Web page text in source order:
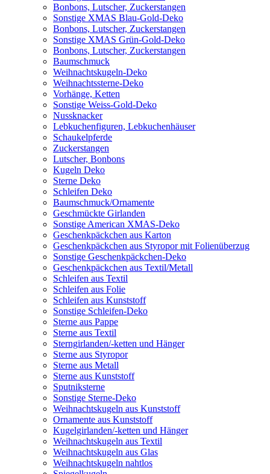
Bonbons, Lutscher, Zuckerstangen
Sonstige XMAS Blau-Gold-Deko
Bonbons, Lutscher, Zuckerstangen
Sonstige XMAS Grün-Gold-Deko
Bonbons, Lutscher, Zuckerstangen
Baumschmuck
Weihnachtskugeln-Deko
Weihnachtssterne-Deko
Vorhänge, Ketten
Sonstige Weiss-Gold-Deko
Nussknacker
Lebkuchenfiguren, Lebkuchenhäuser
Schaukelpferde
Zuckerstangen
Lutscher, Bonbons
Kugeln Deko
Sterne Deko
Schleifen Deko
Baumschmuck/Ornamente
Geschmückte Girlanden
Sonstige American XMAS-Deko
Geschenkpäckchen aus Karton
Geschenkpäckchen aus Styropor mit Folienüberzug
Sonstige Geschenkpäckchen-Deko
Geschenkpäckchen aus Textil/Metall
Schleifen aus Textil
Schleifen aus Folie
Schleifen aus Kunststoff
Sonstige Schleifen-Deko
Sterne aus Pappe
Sterne aus Textil
Sterngirlanden/-ketten und Hänger
Sterne aus Styropor
Sterne aus Metall
Sterne aus Kunststoff
Sputniksterne
Sonstige Sterne-Deko
Weihnachtskugeln aus Kunststoff
Ornamente aus Kunststoff
Kugelgirlanden/-ketten und Hänger
Weihnachtskugeln aus Textil
Weihnachtskugeln aus Glas
Weihnachtskugeln nahtlos